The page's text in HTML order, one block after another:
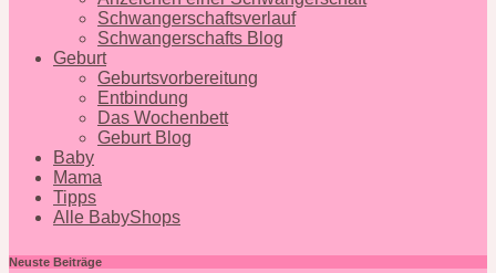
Schwangerschaftsverlauf
Schwangerschafts Blog
Geburt
Geburtsvorbereitung
Entbindung
Das Wochenbett
Geburt Blog
Baby
Mama
Tipps
Alle BabyShops
Neuste Beiträge